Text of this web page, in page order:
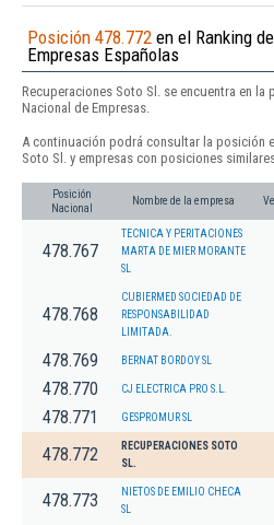
Posición 478.772 en el Ranking de
Empresas Españolas
Recuperaciones Soto Sl. se encuentra en la
Nacional de Empresas.
A continuación podrá consultar la posición
Soto Sl. y empresas con posiciones
Posición
Nacional
Nombre de la empresa
478.767
TECNICA Y PERITACIONES
MARTA DE MIER MORANTE
SL
478.768
CUBIERMED SOCIEDAD DE
RESPONSABILIDAD
LIMITADA.
478.769 BERNAT BORDOY SL
478.770 CJ ELECTRICA PRO S.L.
478.771 GESPROMUR SL
478.772
RECUPERACIONES SOTO
SL.
478.773
NIETOS DE EMILIO CHECA
SL